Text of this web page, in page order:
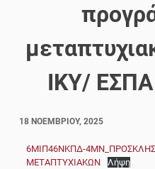
ΙΚΥ/
18 ΝΟΕΜΒΡΊΟΥ, 2025
6ΜΙΠ46ΝΚΠΔ-
ΜΕΤΑΠΤΥΧΙΑΚΩΝ
Λήψη